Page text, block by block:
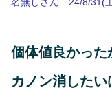
個体値良かった
カノン消した